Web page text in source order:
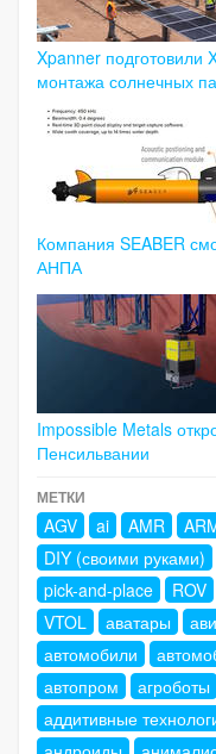
Xpanner подготовили
монтажа солнечных
Компания SEABER
АНПА
Impossible Metals
Пенсильвании
МЕТКИ
AGV ai AMR
DIY (своими руками)
pick-and-place
ROV
VTOL
аватары
автомобили
автопром
агроботы
аддитивные